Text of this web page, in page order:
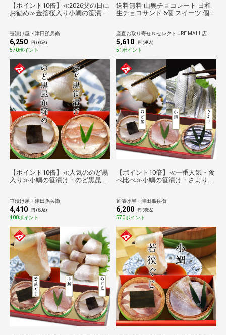
【ポイント10倍】≪2026父の日に
お勧め≫金箔桜入り小鯛の笹漬
【お祝】【内祝】【七五三】
笹漬け屋・津田孫兵衛
6,250 円 (税込)
570ポイント
送料無料 山奥チョコレート 日和
生チョコサンド 6個 スイーツ 個包
産直お取り寄せＮセレクト JRE MALL店
5,610 円 (税込)
51ポイント
【ポイント10倍】≪人気ののど黒
入り≫小鯛の笹漬け・のど黒昆布
笹漬け屋・津田孫兵衛
4,410 円 (税込)
400ポイント
【ポイント10倍】≪一番人気・食
べ比べ≫小鯛の笹漬け・さより笹
日】【お中元】【敬老の日】【お
歳暮】
笹漬け屋・津田孫兵衛
6,200 円 (税込)
570ポイント